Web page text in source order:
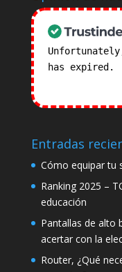
has expired.
Entradas
Cómo equipar tu
Ranking 2025 –
educación
Pantallas de alto
acertar con la
Router, ¿Qué